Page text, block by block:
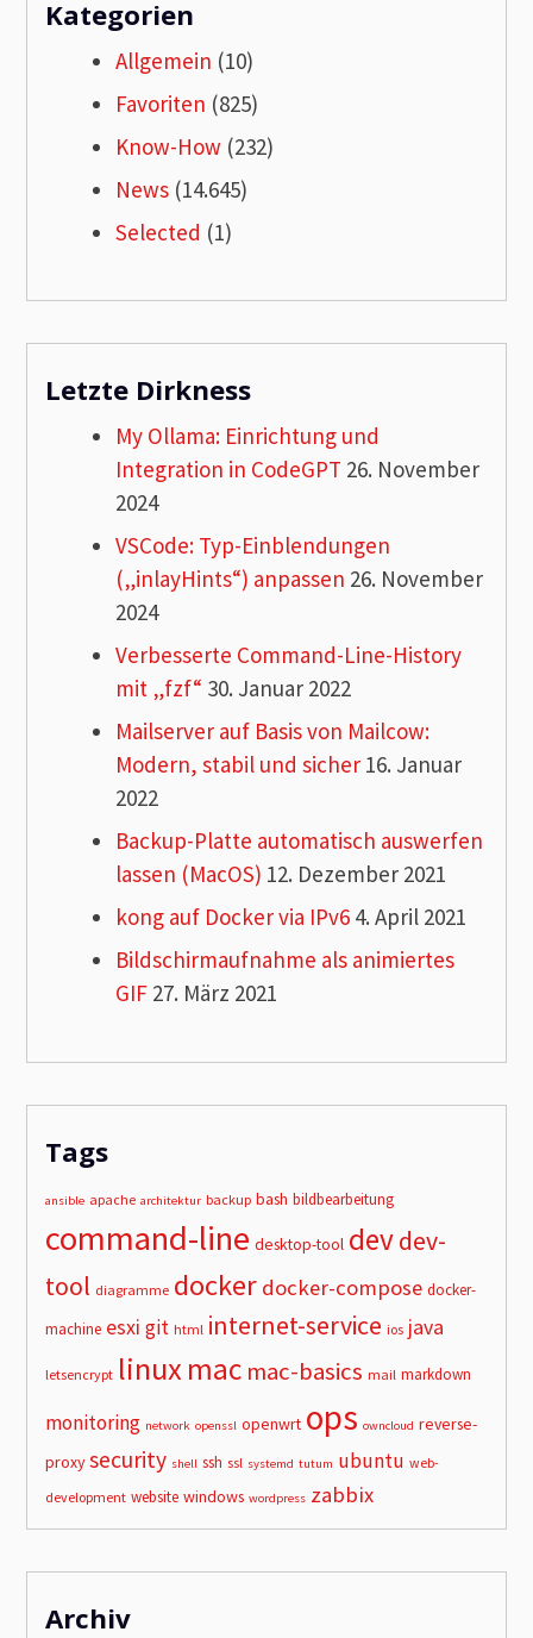
Kategorien
Allgemein (10)
Favoriten (825)
Know-How (232)
News (14.645)
Selected (1)
Letzte Dirkness
My Ollama: Einrichtung und
Integration in CodeGPT 26. November
2024
VSCode: Typ-Einblendungen
(„inlayHints“) anpassen 26. November
2024
Verbesserte Command-Line-History
mit „fzf“ 30. Januar 2022
Mailserver auf Basis von Mailcow:
Modern, stabil und sicher 16. Januar
2022
Backup-Platte automatisch auswerfen
lassen (MacOS) 12. Dezember 2021
kong auf Docker via IPv6 4. April 2021
Bildschirmaufnahme als animiertes
GIF 27. März 2021
Tags
ansible apache architektur backup bash bildbearbeitung
command-line desktop-tool devdev-
tool diagramme docker docker-compose docker-
machine esxi git html internet-service ios java
letsencrypt linuxmac mac-basics mail markdown
monitoring network openssl openwrt ops owncloud reverse-
proxy security shell ssh ssl systemd tutum ubuntu web-
development website windows wordpress zabbix
Archiv